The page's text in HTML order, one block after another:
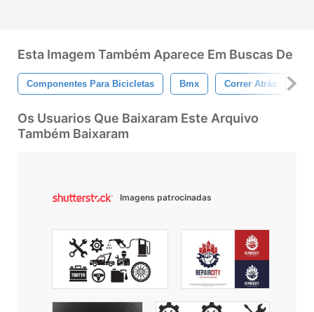
Esta Imagem Também Aparece Em Buscas De
Componentes Para Bicicletas Bmx Correr Atrás
Os Usuarios Que Baixaram Este Arquivo
Também Baixaram
Imagens patrocinadas